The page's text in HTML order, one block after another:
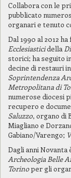
Collabora con le
pubblicato
organari e tenuto
Dal 1990 al 2012
Ecclesiasticidella
storici; ha seguito
decine di restauri
Soprintendenza
Metropolitana di
numerose diocesi
recupero e
Saluzzo, organo di
Miagliano e
Gabiano/Varengo;
Dagli anni
Archeologia Belle
Torinoper gli